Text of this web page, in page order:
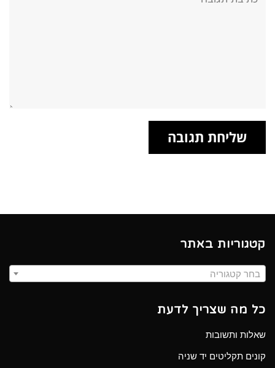
קטגוריות באתר
בחר קטגוריה
כל מה שצריך לדעת
שאלות ותשובות
קונים תקליטים יד שניה